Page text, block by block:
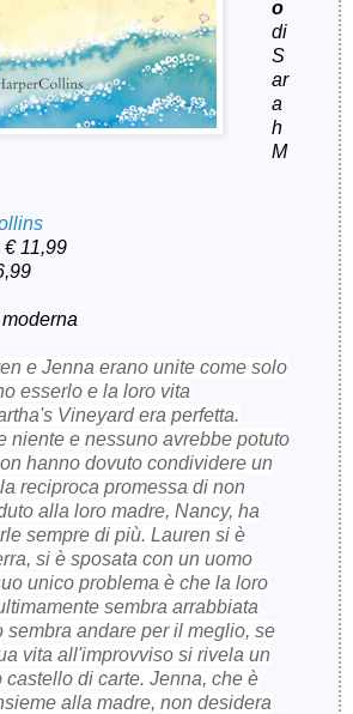
o
di
S
ar
a
h
M
€ 11,99
e Jenna erano unite come solo
esserlo e la loro vita
Vineyard era perfetta.
niente e nessuno avrebbe potuto
hanno dovuto condividere un
reciproca promessa di non
alla loro madre, Nancy, ha
sempre di più. Lauren si è
si è sposata con un uomo
unico problema è che la loro
sembra arrabbiata
sembra andare per il meglio, se
vita all'improvviso si rivela un
di carte. Jenna, che è
alla madre, non desidera